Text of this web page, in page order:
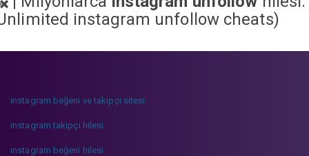
instagram unfollow cheats)
instagram beğeni ve takipçi sitesi
instagram takipçi hilesi
instagram beğeni hilesi